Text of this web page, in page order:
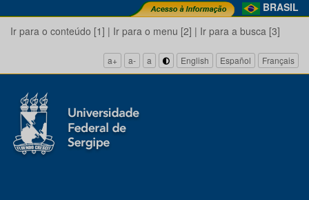
BRASIL
Ir para o conteúdo [1] | Ir para o menu [2] | Ir para a busca [3]
a+ a- a English Español Français